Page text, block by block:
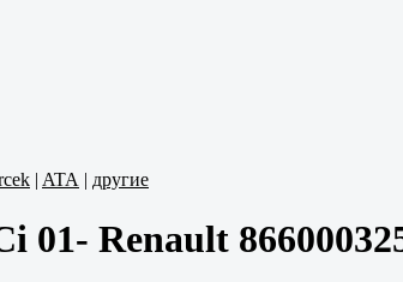
| ATA | другие
01- Renault